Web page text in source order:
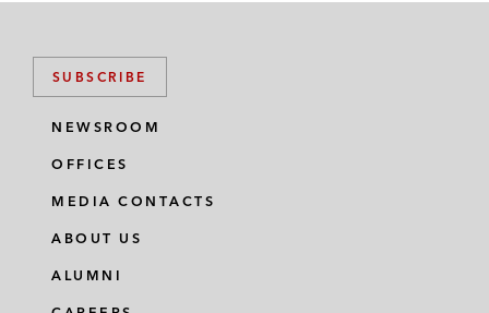
SUBSCRIBE
NEWSROOM
OFFICES
MEDIA CONTACTS
ABOUT US
ALUMNI